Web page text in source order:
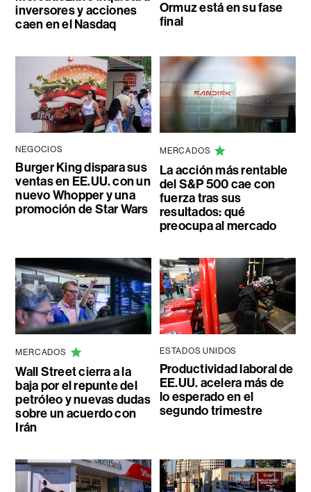
inversores y acciones
caen en el Nasdaq
Ormuz está en su fase
final
NEGOCIOS
Burger King dispara sus
ventas en EE.UU. con un
nuevo Whopper y una
promoción de Star Wars
MERCADOS
La acción más rentable
del S&P 500 cae con
fuerza tras sus
resultados: qué
preocupa al mercado
MERCADOS
Wall Street cierra a la
baja por el repunte del
petróleo y nuevas dudas
sobre un acuerdo con
Irán
ESTADOS UNIDOS
Productividad laboral de
EE.UU. acelera más de
lo esperado en el
segundo trimestre